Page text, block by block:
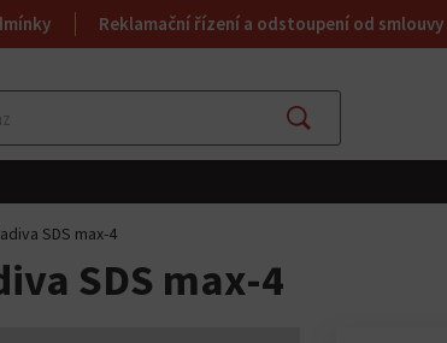
Reklamační řízení a odstoupení od smlouvy
Najít
SDS max-4
SDS max-4